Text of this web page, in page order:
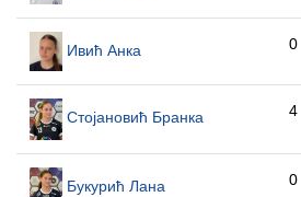
Ивић Анка 0
Стојановић Бранка 4
Букурић Лана 0